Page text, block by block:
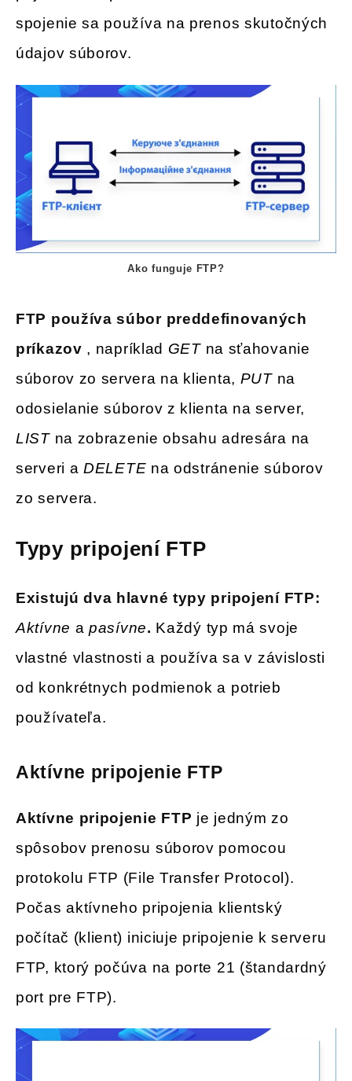
spojenie sa používa na prenos skutočných
údajov súborov.
Ako funguje FTP?
FTP používa súbor preddefinovaných
príkazov , napríklad GETna sťahovanie
súborov zo servera na klienta, PUTna
odosielanie súborov z klienta na server,
LISTna zobrazenie obsahu adresára na
serveri a DELETE na odstránenie súborov
zo servera.
Typy pripojení FTP
Existujú dva hlavné typy pripojení FTP:
Aktívne apasívne. Každý typ má svoje
vlastné vlastnosti a používa sa v závislosti
od konkrétnych podmienok a potrieb
používateľa.
Aktívne pripojenie FTP
Aktívne pripojenie FTP je jedným zo
spôsobov prenosu súborov pomocou
protokolu FTP (File Transfer Protocol).
Počas aktívneho pripojenia klientský
počítač (klient) iniciuje pripojenie k serveru
FTP, ktorý počúva na porte 21 (štandardný
port pre FTP).